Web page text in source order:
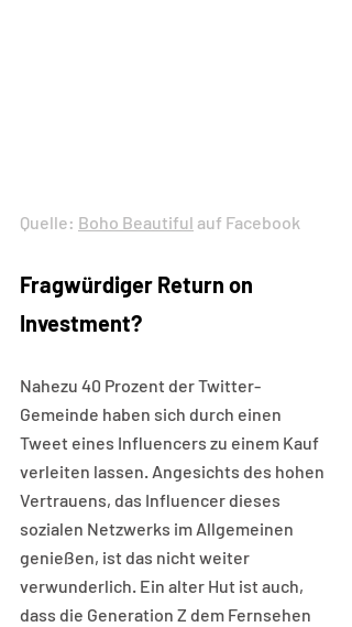
Quelle: Boho Beautiful auf Facebook
Fragwürdiger Return on
Investment?
Nahezu 40 Prozent der Twitter-
Gemeinde haben sich durch einen
Tweet eines Influencers zu einem Kauf
verleiten lassen. Angesichts des hohen
Vertrauens, das Influencer dieses
sozialen Netzwerks im Allgemeinen
genießen, ist das nicht weiter
verwunderlich. Ein alter Hut ist auch,
dass die Generation Z dem Fernsehen